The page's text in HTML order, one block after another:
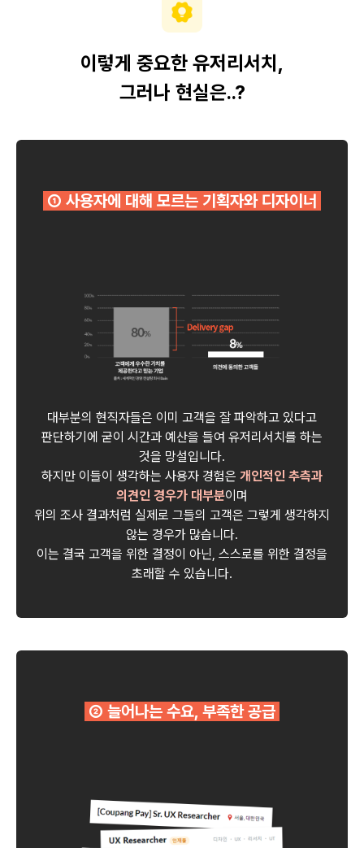
이렇게 중요한 유저리서치,
그러나 현실은..?
① 사용자에 대해 모르는 기획자와 디자이너
대부분의 현직자들은 이미 고객을 잘 파악하고 있다고
판단하기에 굳이 시간과 예산을 들여 유저리서치를 하는
것을 망설입니다.
하지만 이들이 생각하는 사용자 경험은 개인적인 추측과
의견인 경우가 대부분이며
위의 조사 결과처럼 실제로 그들의 고객은 그렇게 생각하지
않는 경우가 많습니다.
이는 결국 고객을 위한 결정이 아닌, 스스로를 위한 결정을
초래할 수 있습니다.
② 늘어나는 수요, 부족한 공급